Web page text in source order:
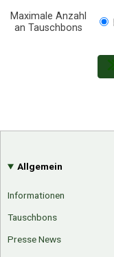
Maximale Anzahl
an Tauschbons
Allgemein
Informationen
Tauschbons
Presse News